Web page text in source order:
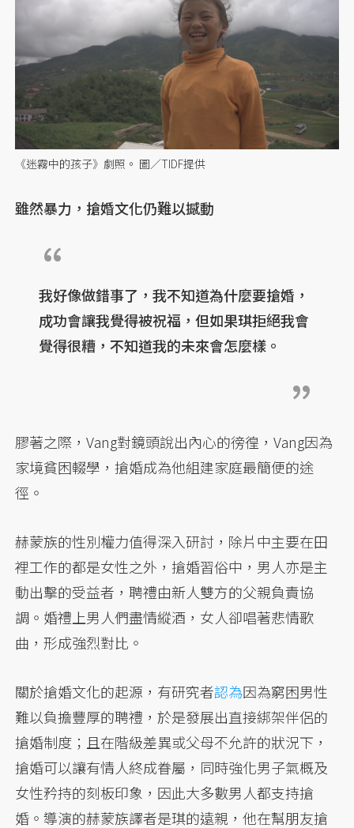
《迷霧中的孩子》劇照。 圖／TIDF提供
雖然暴力，搶婚文化仍難以撼動
我好像做錯事了，我不知道為什麼要搶婚，
成功會讓我覺得被祝福，但如果琪拒絕我會
覺得很糟，不知道我的未來會怎麼樣。
膠著之際，Vang對鏡頭說出內心的徬徨，Vang因為
家境貧困輟學，搶婚成為他組建家庭最簡便的途
徑。
赫蒙族的性別權力值得深入研討，除片中主要在田
裡工作的都是女性之外，搶婚習俗中，男人亦是主
動出擊的受益者，聘禮由新人雙方的父親負責協
調。婚禮上男人們盡情縱酒，女人卻唱著悲情歌
曲，形成強烈對比。
關於搶婚文化的起源，有研究者認為因為窮困男性
難以負擔豐厚的聘禮，於是發展出直接綁架伴侶的
搶婚制度；且在階級差異或父母不允許的狀況下，
搶婚可以讓有情人終成眷屬，同時強化男子氣概及
女性矜持的刻板印象，因此大多數男人都支持搶
婚。導演的赫蒙族譯者是琪的遠親，他在幫朋友搶